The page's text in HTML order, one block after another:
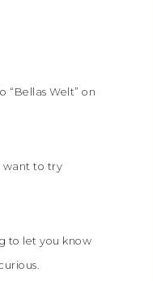
“Bellas Welt” on
want to try
to let you know